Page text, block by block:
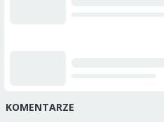
KOMENTARZE